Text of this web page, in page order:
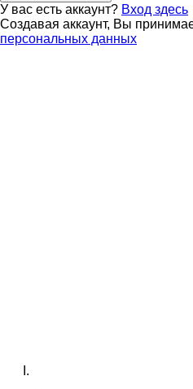
У вас есть аккаунт? Вход здесь
Создавая аккаунт, Вы
персональных данных